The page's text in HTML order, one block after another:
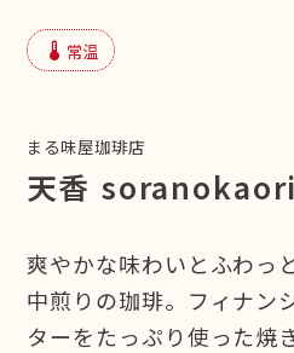
device_thermostat 常温
まる味屋珈琲店
天香 soranokaori
爽やかな味わいとふわっ
中煎りの珈琲。フィナン
ターをたっぷり使った焼